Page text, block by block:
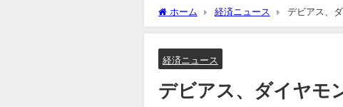
ホーム 経済ニュース
デビアス、
け
経済ニュース
デビアス、ダイヤモ